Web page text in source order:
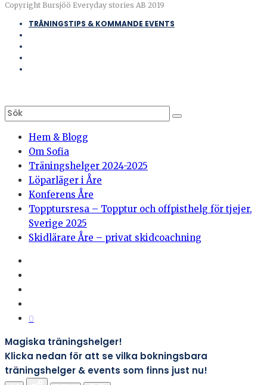
Copyright Bursjöö Everyday stories AB 2019
TRÄNINGSTIPS & KOMMANDE EVENTS
Hem & Blogg
Om Sofia
Träningshelger 2024-2025
Löparläger i Åre
Konferens Åre
Topptursresa – Topptur och offpisthelg för tjejer,
Sverige 2025
Skidlärare Åre – privat skidcoachning
0
Magiska träningshelger!
Klicka nedan för att se vilka bokningsbara
träningshelger & events som finns just nu!